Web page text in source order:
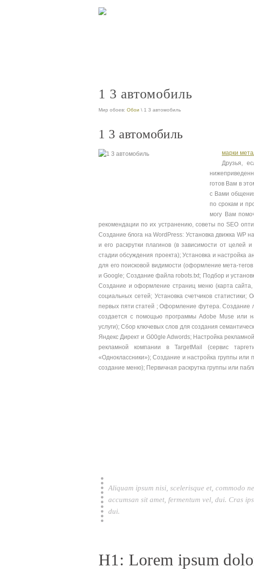
1 3 автомобиль
Мир обоев: Обои \ 1 3 автомобиль
1 3 автомобиль
марки
Друзья,
готов Вам в
с Вами
по срокам и
могу Вам
рекомендации по их устранению, советы по SEO
Создание блога на WordPress: Установка движка WP
и его раскрутки плагинов (в зависимости от целей
стадии обсуждения проекта); Установка и настройка
для его поисковой видимости (оформление мета-
и Google; Создание файла robots.txt; Подбор и
Создание и оформление страниц меню (карта сайта,
социальных сетей; Установка счетчиков
первых пяти статей ; Оформление футера. Создание
создается с помощью программы Adobe Muse или
услуги); Сбор ключевых слов для создания
Яндекс Директ и G00gle Adwords; Настройка
рекламной компании в TargetMail (сервис
«Одноклассники»); Создание и настройка группы или
создание меню); Первичная раскрутка группы или
Aliquam ipsum nisi, scelerisque et, commodo
accumsan sit amet, fermentum vel, dui. Cras
dui.
H1: Lorem ipsum